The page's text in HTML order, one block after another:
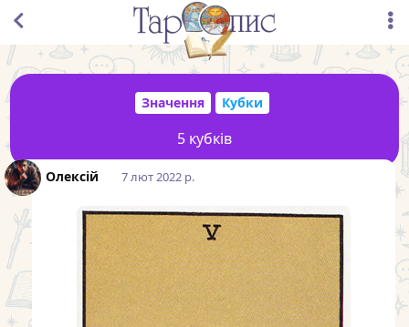
Значення Кубки
5 кубків
Олексій 7 лют 2022 р.